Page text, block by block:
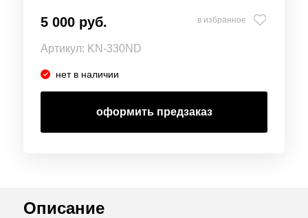
5 000 руб. в избранное
Артикул: KN-330ND
нет в наличии
оформить предзаказ
Описание